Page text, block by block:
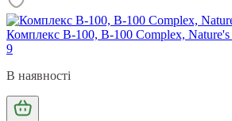
Комплекс B-100, B-100 Complex, Nature's
9
В наявності